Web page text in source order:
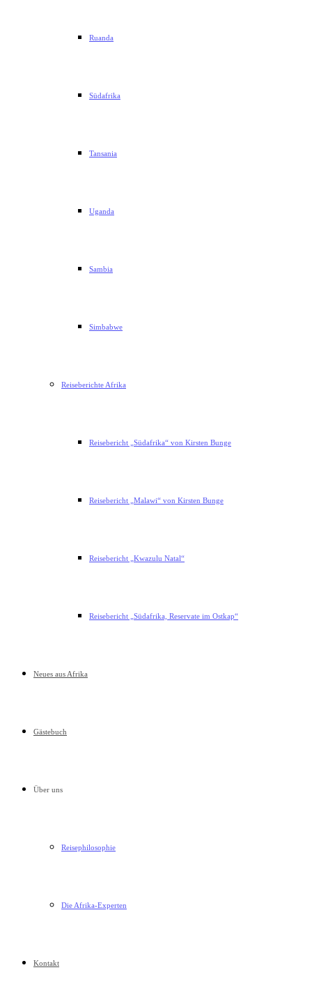
Ruanda
Südafrika
Tansania
Uganda
Sambia
Simbabwe
Reiseberichte Afrika
Reisebericht „Südafrika“ von Kirsten Bunge
Reisebericht „Malawi“ von Kirsten Bunge
Reisebericht „Kwazulu Natal“
Reisebericht „Südafrika, Reservate im Ostkap“
Neues aus Afrika
Gästebuch
Über uns
Reisephilosophie
Die Afrika-Experten
Kontakt